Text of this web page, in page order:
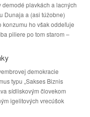
plavkách a lacných
Dunaja a (asi túžobne)
konzumu ho však oddeľuje
piliere po tom starom –
demokracie
typu „Sakses Biznis
sídliskovým človekom
igelitových vrecúšok